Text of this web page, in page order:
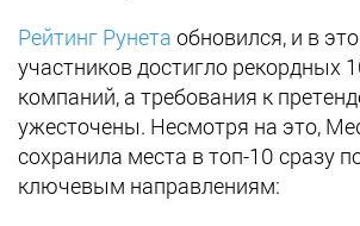
Рейтинг Рунета обновился, и в
участников достигло рекордных
компаний, а требования к
ужесточены. Несмотря на это,
сохранила места в топ-10 сразу
ключевым направлениям: